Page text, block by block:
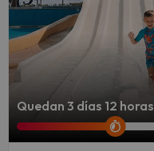
Quedan 3 días 12 horas